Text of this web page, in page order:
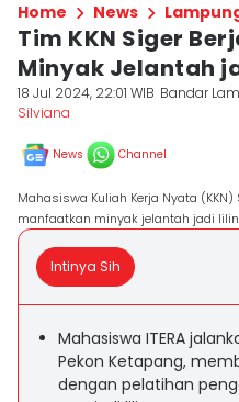
Home News
Tim KKN Siger
Minyak Jelantah
18 Jul 2024, 22:01 WIB Bandar
Silviana
News Channel
Mahasiswa Kuliah Kerja Nyata
manfaatkan minyak jelantah jadi
Intinya Sih
Mahasiswa ITERA
Pekon Ketapang,
dengan pelatihan